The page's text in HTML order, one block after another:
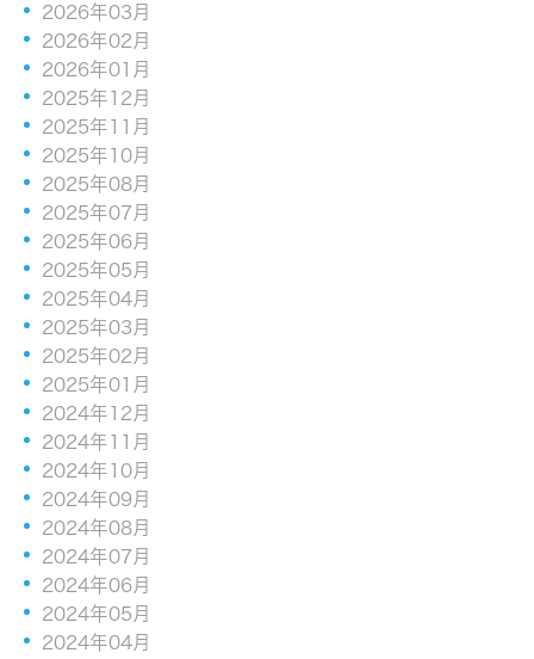
2026年03月
2026年02月
2026年01月
2025年12月
2025年11月
2025年10月
2025年08月
2025年07月
2025年06月
2025年05月
2025年04月
2025年03月
2025年02月
2025年01月
2024年12月
2024年11月
2024年10月
2024年09月
2024年08月
2024年07月
2024年06月
2024年05月
2024年04月